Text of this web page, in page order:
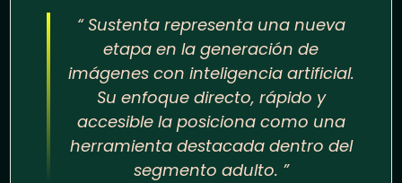
“ Sustenta representa una nueva
etapa en la generación de
imágenes con inteligencia artificial.
Su enfoque directo, rápido y
accesible la posiciona como una
herramienta destacada dentro del
segmento adulto. ”